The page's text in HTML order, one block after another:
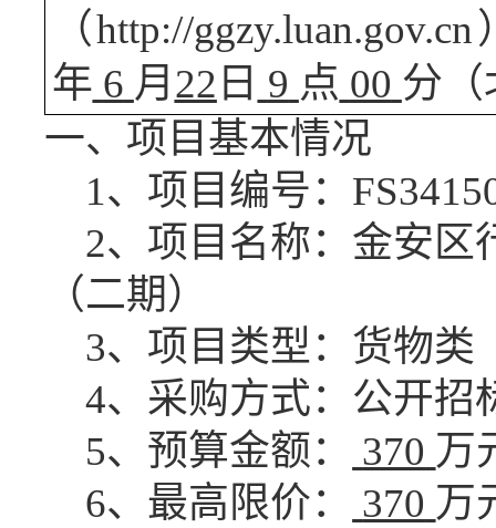
（http://
年 6 月 22 日 9 点 00 分（
一、项目基本情况
1、项目编号：
2、项目名称：金安区
（二期）
3、项目类型： 货物类
4、采购方式：公开招
5、预算金额： 370 万
6、最高限价： 370 万